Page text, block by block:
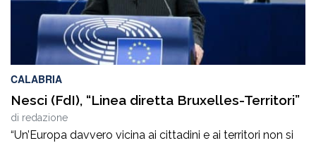
CALABRIA
Nesci (FdI), “Linea diretta Bruxelles-Territori”
di redazione
“Un’Europa davvero vicina ai cittadini e ai territori non si